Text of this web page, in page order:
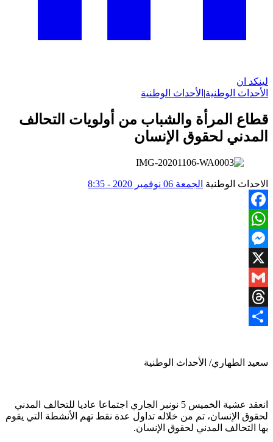
لينكد ان
الأحداث الوطنية| الأحداث الوطنية
قطاع المرأة والشباب من أولويات التحالف
المدني لحقوق الإنسان
الاحداث الوطنية الجمعة 06 نوفمبر 2020 - 8:35
Facebook
WhatsApp
Messenger
X
Gmail
Threads
سعيد الطهاري/ الأحداث الوطنية
انعقد عشية الخميس 5 نونبر الجاري اجتماعا عاديا للتحالف المدني
لحقوق الإنسان، تم من خلاله تداول عدة نقط تهم الأنشطة التي يقوم
بها التحالف المدني لحقوق الإنسان.